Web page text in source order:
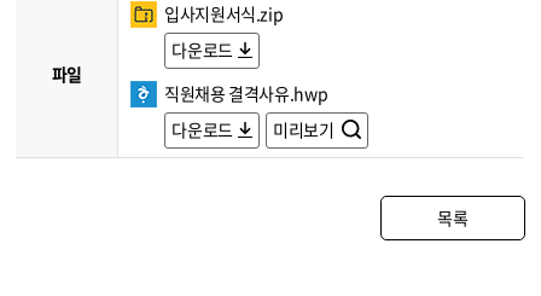
파일
입사지원서식.zip
다운로드
직원채용 결격사유.hwp
다운로드
미리보기
목록